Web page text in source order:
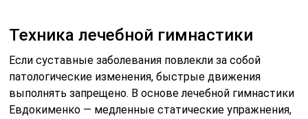
Техника лечебной гимнастики
Если суставные заболевания повлекли за собой
патологические изменения, быстрые движения
выполнять запрещено. В основе лечебной гимнастики
Евдокименко — медленные статические упражнения,